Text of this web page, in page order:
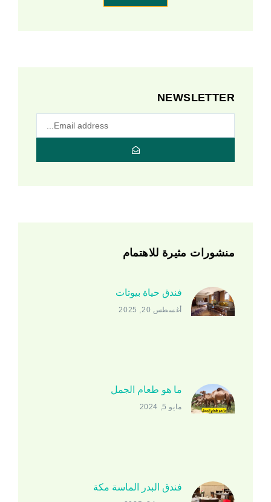
NEWSLETTER
منشورات مثيرة للاهتمام
فندق حياة بيوتات
أغسطس 20, 2025
ما هو طعام الجمل
مايو 5, 2024
فندق البدر الماسة مكة